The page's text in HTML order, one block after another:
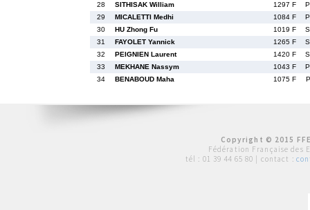
28
SITHISAK William 1297 F
29
MICALETTI Medhi 1084 F
30
HU Zhong Fu 1019 F
31
FAYOLET Yannick 1265 F
32
PEIGNIEN Laurent 1420 F
33
MEKHANE Nassym 1043 F
34
BENABOUD Maha 1075 F
Copyright © 2015
Fédération Française des
tél : 01 39 44 65 80 | contact :